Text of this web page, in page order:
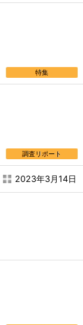
特集
調査リポート
2023年3月14日